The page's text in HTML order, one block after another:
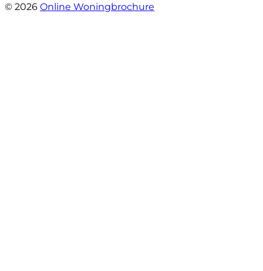
© 2026 Online Woningbrochure